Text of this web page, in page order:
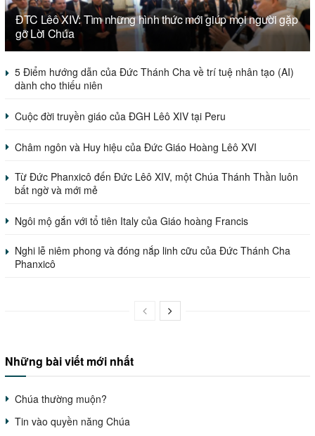
ĐTC Lêô XIV: Tìm những hình thức mới giúp mọi người gặp
gỡ Lời Chúa
5 Điểm hướng dẫn của Đức Thánh Cha về trí tuệ nhân tạo (AI)
dành cho thiếu niên
Cuộc đời truyền giáo của ĐGH Lêô XIV tại Peru
Châm ngôn và Huy hiệu của Đức Giáo Hoàng Lêô XVI
Từ Đức Phanxicô đến Đức Lêô XIV, một Chúa Thánh Thần luôn
bất ngờ và mới mẻ
Ngôi mộ gắn với tổ tiên Italy của Giáo hoàng Francis
Nghi lễ niêm phong và đóng nắp linh cữu của Đức Thánh Cha
Phanxicô
Những bài viết mới nhất
Chúa thường muộn?
Tin vào quyền năng Chúa